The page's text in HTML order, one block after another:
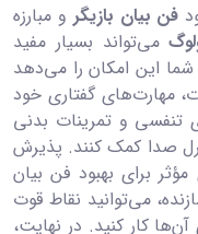
فن بیان بازیگر و مبارزه
می‌تواند بسیار مفید
این امکان را می‌دهد
مهارت‌های گفتاری خود
تنفسی و تمرینات بدنی
صدا کمک کنند. پذیرش
برای بهبود فن بیان
می‌توانید نقاط قوت
کار کنید. در نهایت،